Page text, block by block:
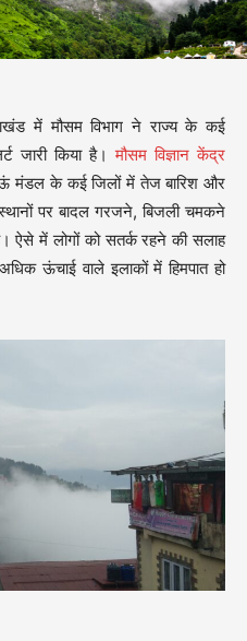
में मौसम विभाग ने राज्य के कई
जारी किया है।मौसम विज्ञान केंद्र
मंडल के कई जिलों में तेज बारिश और
पर बादल गरजने, बिजली चमकने
ऐसे में लोगों को सतर्क रहने की सलाह
ऊंचाई वाले इलाकों में हिमपात हो